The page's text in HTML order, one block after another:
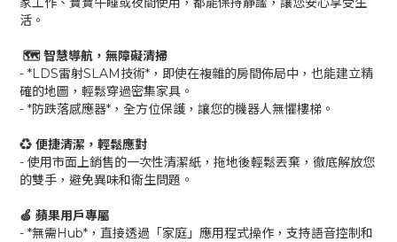
活。
🗺️ 智慧導航，無障礙清掃
- *LDS雷射SLAM技術*，即使在複雜的房間佈局中，也能建立精
確的地圖，輕鬆穿過密集家具。
- *防跌落感應器*，全方位保護，讓您的機器人無懼樓梯。
♻️ 便捷清潔，輕鬆應對
- 使用市面上銷售的一次性清潔紙，拖地後輕鬆丟棄，徹底解放您
的雙手，避免異味和衛生問題。
🍏 蘋果用戶專屬
- *無需Hub*，直接透過「家庭」應用程式操作，支持語音控制和